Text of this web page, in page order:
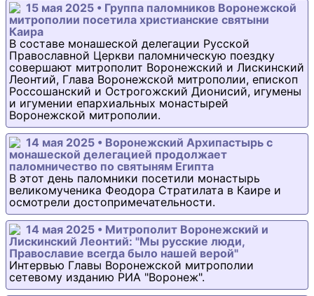
15 мая 2025 • Группа паломников Воронежской
митрополии посетила христианские святыни
Каира
В составе монашеской делегации Русской
Православной Церкви паломническую поездку
совершают митрополит Воронежский и Лискинский
Леонтий, Глава Воронежской митрополии, епископ
Россошанский и Острогожский Дионисий, игумены
и игумении епархиальных монастырей
Воронежской митрополии.
14 мая 2025 • Воронежский Архипастырь с
монашеской делегацией продолжает
паломничество по святыням Египта
В этот день паломники посетили монастырь
великомученика Феодора Стратилата в Каире и
осмотрели достопримечательности.
14 мая 2025 • Митрополит Воронежский и
Лискинский Леонтий: "Мы русские люди,
Православие всегда было нашей верой"
Интервью Главы Воронежской митрополии
сетевому изданию РИА "Воронеж".